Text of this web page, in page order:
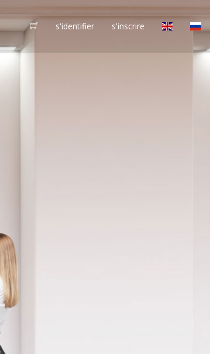
s'identifier s'inscrire